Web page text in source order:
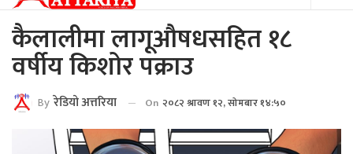
कैलालीमा लागूऔषधसहित १८
वर्षीय किशोर पक्राउ
By रेडियाे अत्तरिया On २०८२ श्रावण १२, सोमबार १४:५०